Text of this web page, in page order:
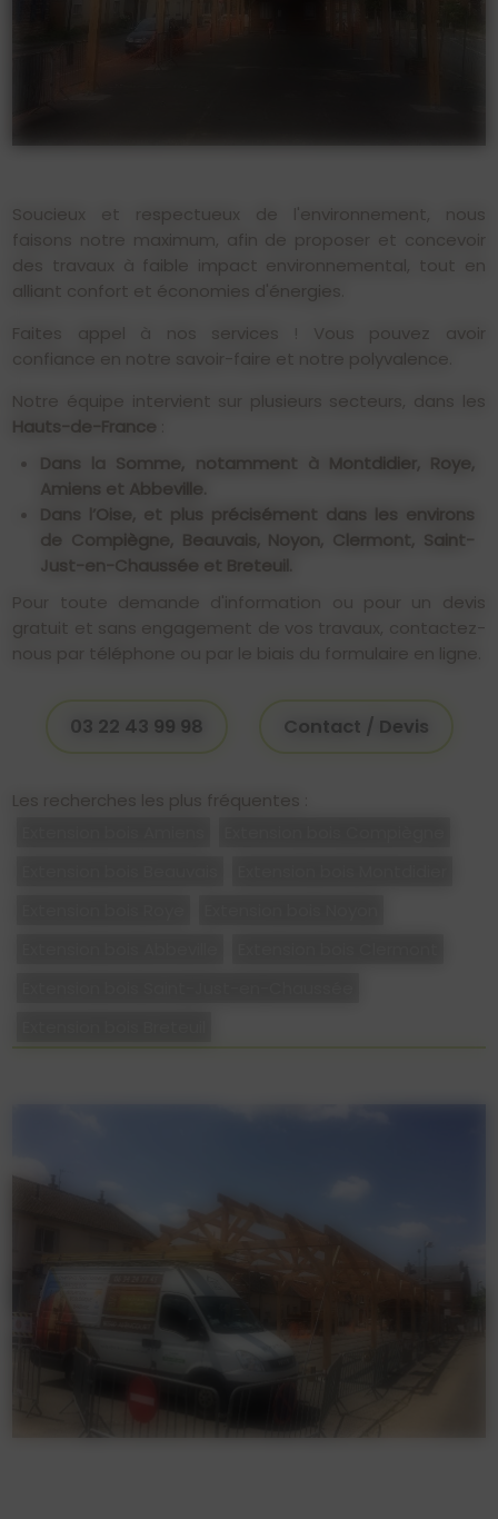
Soucieux et respectueux de l'environnement, nous
faisons notre maximum, afin de proposer et concevoir
des travaux à faible impact environnemental, tout en
alliant confort et économies d'énergies.
Faites appel à nos services ! Vous pouvez avoir
confiance en notre savoir-faire et notre polyvalence.
Notre équipe intervient sur plusieurs secteurs, dans les
Hauts-de-France
Dans la Somme, notamment à Montdidier, Roye,
Amiens et Abbeville.
Dans l’Oise, et plus précisément dans les environs
de Compiègne, Beauvais, Noyon, Clermont, Saint-
Just-en-Chaussée et Breteuil.
Pour toute demande d'information ou pour un devis
gratuit et sans engagement de vos travaux, contactez-
nous par téléphone ou par le biais du formulaire en ligne.
03 22 43 99 98 Contact / Devis
Les recherches les plus fréquentes :